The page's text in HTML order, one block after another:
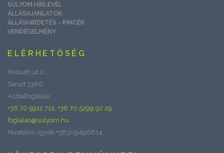
SULYOM HÍRLEVÉL
ÁLLÁSAJÁNLATOK
ÁLLÁSHIRDETÉS - PINCÉR
VENDÉGÉLMÉNY
ELÉRHETŐSÉG
Kossuth út 2.,
Sarud 3386
Asztalfoglalás:
+36 70 5912 712; +36 70 5299 92 29
foglalas@sulyom.hu
Hivatalos ügyek:+36309496814